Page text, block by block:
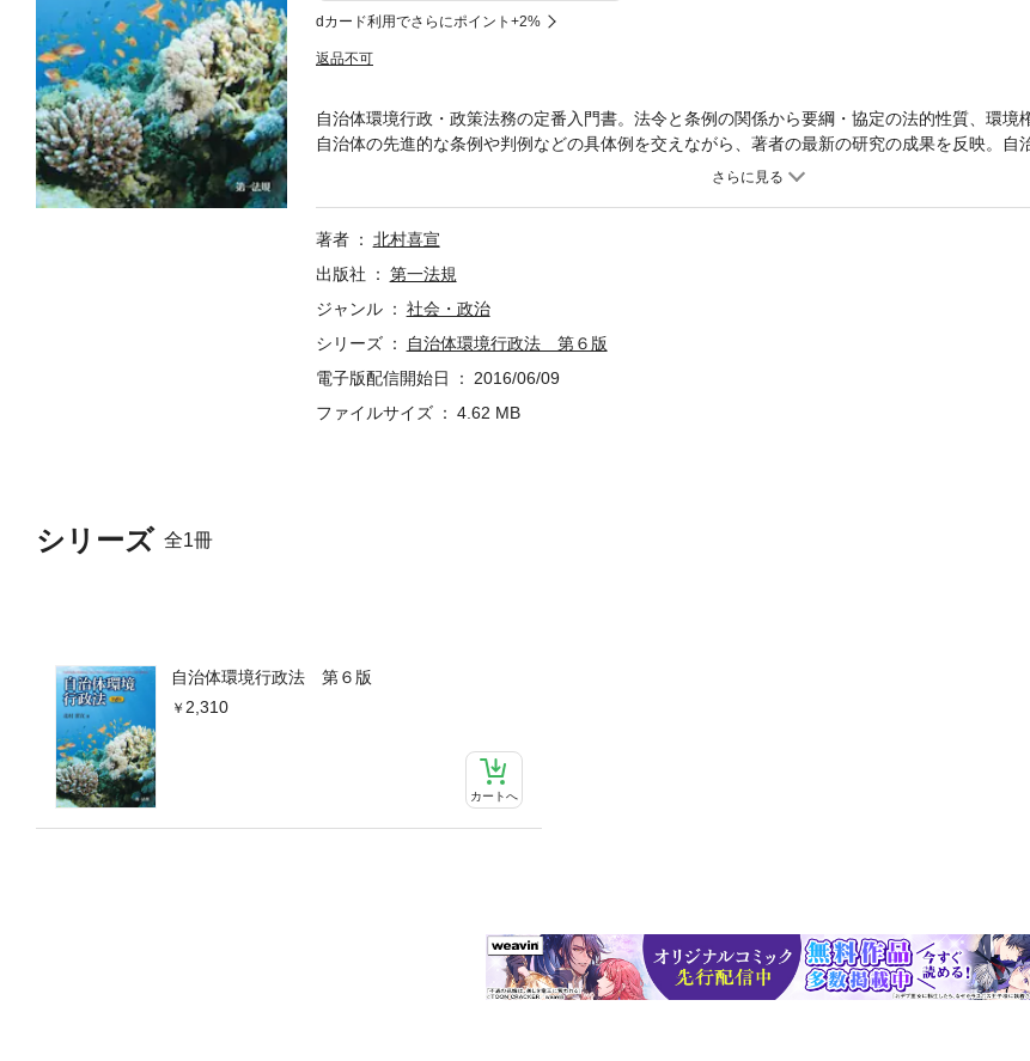
dカード利用でさらにポイント+2%
返品不可
シリーズ 全1冊
自治体環境行政法 第６版
2,310
カートへ
自治体環境行政・政策法務の定番入門書。法令と条例の関係から要綱・協定の法的性質、環境
自治体の先進的な条例や判例などの具体例を交えながら、著者の最新の研究の成果を反映。自
るすべての人々に向けて分権時代の条例のあり方を示した、実務と理論の一冊。
著者
北村喜宣
出版社
第一法規
ジャンル
社会・政治
シリーズ
自治体環境行政法 第６版
電子版配信開始日
2016/06/09
ファイルサイズ
4.62 MB